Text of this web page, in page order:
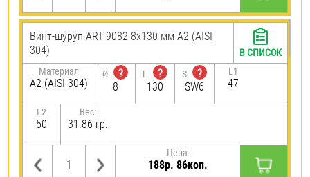
Винт-шуруп ART 9082 8х130 мм А2 (AISI
304)
Материал
А2 (AISI 304)
Ø
?
8
L
?
130
S
?
SW6
L1
47
L2
50
Вес:
31.86 гр.
Цена:
188р. 86коп.
В СПИСОК